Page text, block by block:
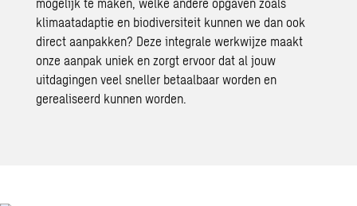
klimaatadaptie en biodiversiteit kunnen we dan ook
direct aanpakken? Deze integrale werkwijze maakt
onze aanpak uniek en zorgt ervoor dat al jouw
uitdagingen veel sneller betaalbaar worden en
gerealiseerd kunnen worden.